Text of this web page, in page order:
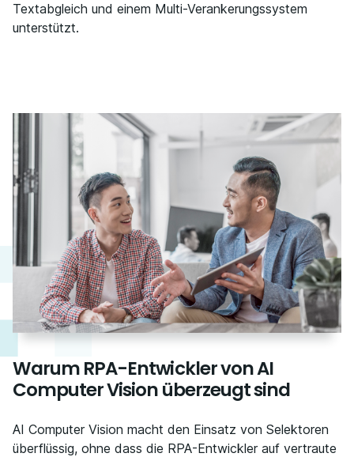
Textabgleich und einem Multi-Verankerungssystem
unterstützt.
Warum RPA-Entwickler von AI
Computer Vision überzeugt sind
AI Computer Vision macht den Einsatz von Selektoren
überflüssig, ohne dass die RPA-Entwickler auf vertraute